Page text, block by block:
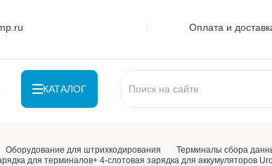
Оплата и
КАТАЛОГ
Оборудование для штрихкодирования Терминалы сбора
для терминалов+ 4-слотовая зарядка для аккумуляторов